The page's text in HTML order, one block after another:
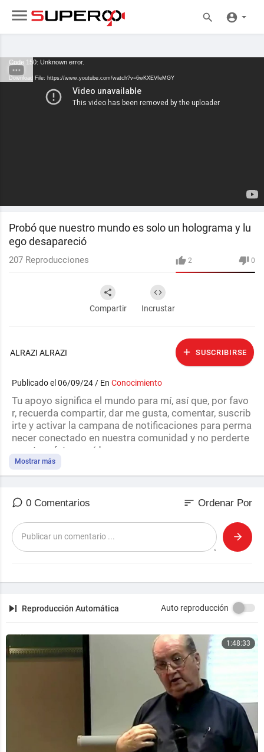
Code 150: Unknown error.
Download File: https://www.youtube.com/watch?v=6wKXEVfeMGY
Probó que nuestro mundo es solo un holograma y lu
ego desapareció
2 0
207 Reproducciones
Compartir Incrustar
ALRAZI ALRAZI SUSCRIBIRSE
Publicado el 06/09/24 / En Conocimiento
Tu apoyo significa el mundo para mí, así que, por favo
r, recuerda compartir, dar me gusta, comentar, suscrib
irte y activar la campana de notificaciones para perma
necer conectado en nuestra comunidad y no perderte
nuestros futuros vídeos.
SUSCRÍBETE HACIENDO CLIC AQUÍ👉https://www.y
Capítulos:
02:57 La Sinergia de la Conciencia: Interacciones Cuá
nticas y el Lattice
09:24 Desafíos a la Realidad: Manipulación de la Matri
Mostrar más
0 Comentarios sort Ordenar Por
Reproducción Automática Auto reproducción
1:48:33